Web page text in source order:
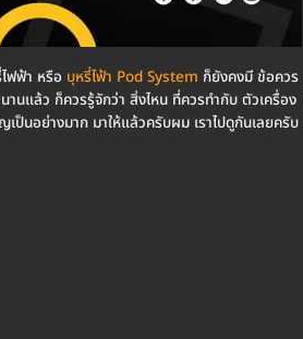
ฟฟ้า หรือ บุหรี่ไฟ้า Pod System ก็ยังคงมี ข้อควร
านแล้ว ก็ควรรู้จักว่า สิ่งไหน ที่ควรทำกับ ตัวเครื่อง
ป็นอย่างมาก มาให้แล้วครับผม เราไปดูกันเลยครับ